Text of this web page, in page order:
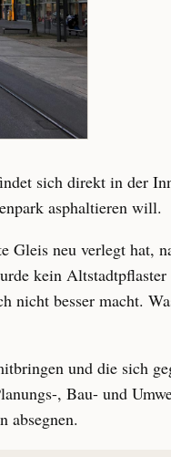
sich direkt in der
asphaltieren will.
Gleis neu verlegt hat,
kein
nicht besser macht.
und die sich
, Bau- und
absegnen.